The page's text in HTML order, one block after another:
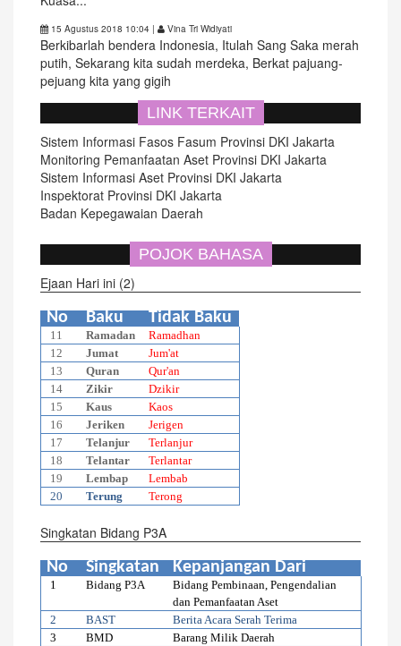
15 Agustus 2018 10:04 | Vina Tri Widiyati
Berkibarlah bendera Indonesia, Itulah Sang Saka merah
putih, Sekarang kita sudah merdeka, Berkat pajuang-
pejuang kita yang gigih
LINK TERKAIT
Sistem Informasi Fasos Fasum Provinsi DKI Jakarta
Monitoring Pemanfaatan Aset Provinsi DKI Jakarta
Sistem Informasi Aset Provinsi DKI Jakarta
Inspektorat Provinsi DKI Jakarta
Badan Kepegawaian Daerah
POJOK BAHASA
Ejaan Hari ini (2)
No
Baku Tidak Baku
11 Ramadan
Ramadhan
12
Jumat
Jum'at
13
Quran
Qur'an
14
Zikir
Dzikir
15
Kaus
Kaos
16
Jeriken
Jerigen
17
Telanjur
Terlanjur
18
Telantar
Terlantar
19
Lembap
Lembab
20
Terung Terong
Singkatan Bidang P3A
No
Singkatan Kepanjangan Dari
1 Bidang P3A
Bidang Pembinaan, Pengendalian
dan Pemanfaatan Aset
2
BAST
Berita Acara Serah Terima
3
BMD
Barang Milik Daerah